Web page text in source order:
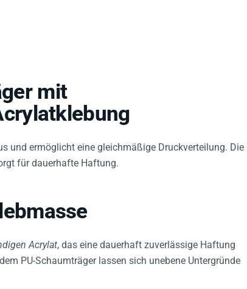
mit
und ermöglicht eine gleichmäßige Druckverteilung. Die
für dauerhafte Haftung.
Acrylat, das eine dauerhaft zuverlässige Haftung
PU-Schaumträger lassen sich unebene Untergründe